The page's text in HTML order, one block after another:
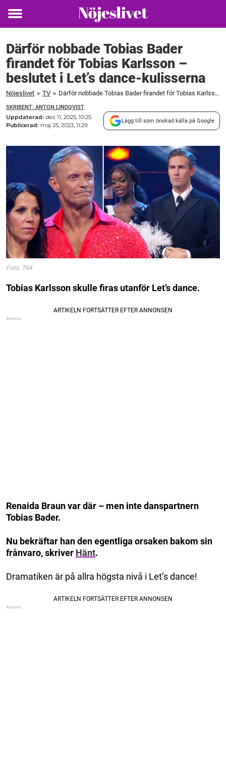
Toggle
Därför nobbade Tobias Bader
firandet för Tobias Karlsson –
beslutet i Let’s dance-kulisserna
Nöjeslivet » TV » Därför nobbade Tobias Bader firandet för Tobias Karlsson – beslutet i Let's dance-kulisserna
SKRIBENT: ANTON LINDQVIST
Uppdaterad: dec 11, 2025, 10:25
Publicerad: maj 25, 2023, 11:29
Lägg till som önskad källa på Google
Foto: TV4
Tobias Karlsson skulle firas utanför Let’s dance.
Renaida Braun var där – men inte danspartnern
Tobias Bader.
Nu bekräftar han den egentliga orsaken bakom sin
frånvaro, skriver Hänt.
Dramatiken är på allra högsta nivå i Let’s dance!